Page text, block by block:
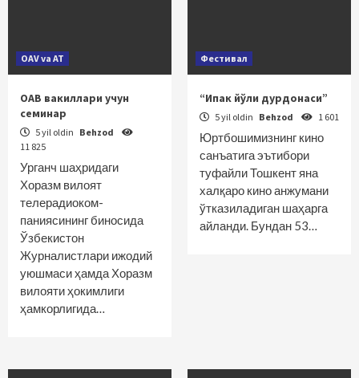
OAV va AT
ОАВ вакиллари учун
семинар
5 yil oldin Behzod
11 825
Урганч шаҳридаги
Хоразм вилоят
телерадиоком­
паниясининг биносида
Ўзбекистон
Журналистлари ижодий
уюшмаси ҳамда Хоразм
ви­лояти ҳокимлиги
ҳамкорлигида…
Фестивал
“Ипак йўли дурдонаси”
5 yil oldin Behzod 1 601
Юртбошимизнинг кино
санъатига эътибори
туфайли Тошкент яна
халқаро кино анжумани
ўтказиладиган шаҳарга
айланди. Бундан 53…